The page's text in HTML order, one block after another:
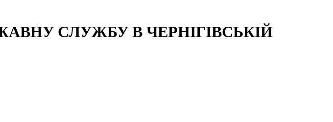
СЛУЖБУ В ЧЕРНІГІВСЬКІЙ